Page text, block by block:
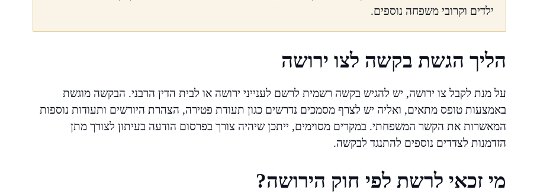
ילדים וקרובי משפחה נוספים.
הליך הגשת בקשה לצו ירושה
על מנת לקבל צו ירושה, יש להגיש בקשה רשמית לרשם לענייני ירושה או לבית הדין הרבני. הבקשה מוגשת
באמצעות טופס מתאים, ואליה יש לצרף מסמכים נדרשים כגון תעודת פטירה, הצהרת היורשים ותעודות נוספות
המאשרות את הקשר המשפחתי. במקרים מסוימים, ייתכן שיהיה צורך בפרסום הודעה בעיתון לצורך מתן
הזדמנות לצדדים נוספים להתנגד לבקשה.
מי זכאי לרשת לפי חוק הירושה?